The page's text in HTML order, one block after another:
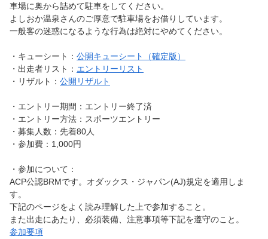
車場に奥から詰めて駐車をしてください。
よしおか温泉さんのご厚意で駐車場をお借りしています。
一般客の迷惑になるような行為は絶対にやめてください。
・キューシート： 公開キューシート（確定版）
・出走者リスト： エントリーリスト
・リザルト： 公開リザルト
・エントリー期間：エントリー終了済
・エントリー方法：スポーツエントリー
・募集人数：先着80人
・参加費：1,000円
・参加について：
ACP公認BRMです。オダックス・ジャパン(AJ)規定を適用しま
す。
下記のページをよく読み理解した上で参加すること。
また出走にあたり、必須装備、注意事項等下記を遵守のこと。
参加要項